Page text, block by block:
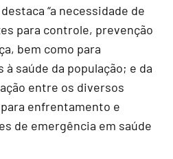
“a necessidade de
para controle, prevenção
bem como para
saúde da população; e da
entre os diversos
enfrentamento e
de emergência em saúde